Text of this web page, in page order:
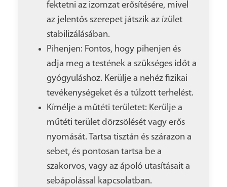
fektetni az izomzat erősítésére, mivel
az jelentős szerepet játszik az ízület
stabilizálásában.
Pihenjen: Fontos, hogy pihenjen és
adja meg a testének a szükséges időt a
gyógyuláshoz. Kerülje a nehéz fizikai
tevékenységeket és a túlzott terhelést.
Kímélje a műtéti területet: Kerülje a
műtéti terület dörzsölését vagy erős
nyomását. Tartsa tisztán és szárazon a
sebet, és pontosan tartsa be a
szakorvos, vagy az ápoló utasításait a
sebápolással kapcsolatban.